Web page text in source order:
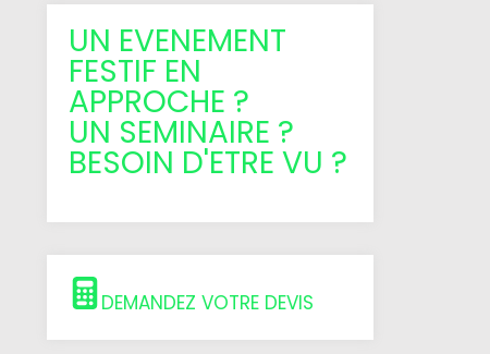
UN EVENEMENT
FESTIF EN
APPROCHE ?
UN SEMINAIRE ?
BESOIN D'ETRE VU ?
DEMANDEZ VOTRE DEVIS